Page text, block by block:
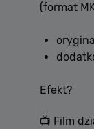
(format
Efekt?
📺 Film